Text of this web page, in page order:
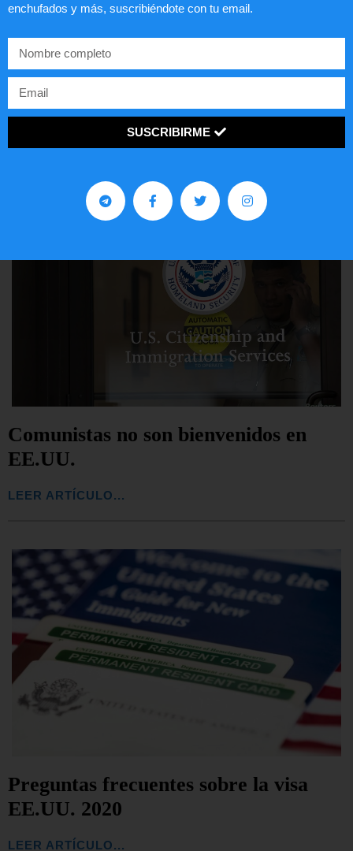
Lotería de visa de EEUU
LEER ARTÍCULO...
Comunistas no son bienvenidos en
EE.UU.
LEER ARTÍCULO...
Preguntas frecuentes sobre la visa
EE.UU. 2020
LEER ARTÍCULO...
enchufados y más, suscribiéndote con tu email.
SUSCRIBIRME